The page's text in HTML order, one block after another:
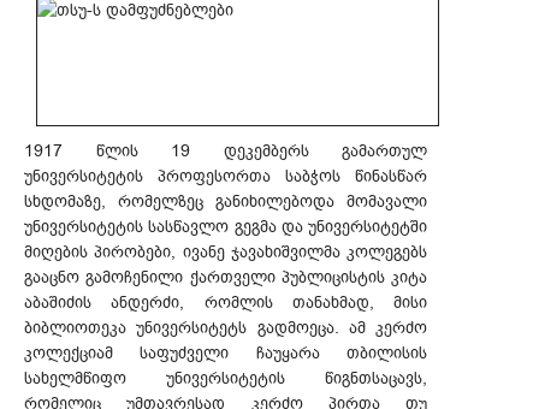
1917 წლის 19 დეკემბერს გამართულ
უნივერსიტეტის პროფესორთა საბჭოს წინასწარ
სხდომაზე, რომელზეც განიხილებოდა მომავალი
უნივერსიტეტის სასწავლო გეგმა და უნივერსიტეტში
მიღების პირობები, ივანე ჯავახიშვილმა კოლეგებს
გააცნო გამოჩენილი ქართველი პუბლიცისტის კიტა
აბაშიძის ანდერძი, რომლის თანახმად, მისი
ბიბლიოთეკა უნივერსიტეტს გადმოეცა. ამ კერძო
კოლექციამ საფუძველი ჩაუყარა თბილისის
სახელმწიფო უნივერსიტეტის წიგნთსაცავს,
რომელიც უმთავრესად კერძო პირთა თუ